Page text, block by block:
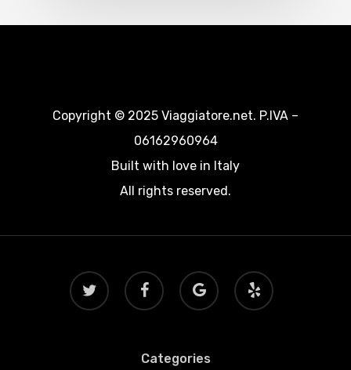
Copyright © 2025 Viaggiatore.net. P.IVA –
06162960964
Built with love in Italy
All rights reserved.
twitter facebook
google-
plus
yelp
Categories